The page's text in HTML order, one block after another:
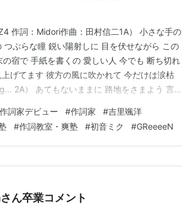
作詞：Midori作曲：田村信二1A） 小さな手の
ぶらな瞳 鋭い陽射しに 目を伏せながら この
宿で 手紙を書くの 愛しい人 今でも 断ち切れ
げてます 彼方の風に吹かれて 今だけは涙枯
2A） あてもないままに 路地をさまよう 言
の中…
作詞家デビュー #作詞家 #吉里颯洋
#作詞教室・爽塾 #初音ミク #GReeeeN
ん卒業コメント